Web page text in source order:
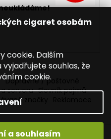
cigaret osobám
cookie. Dalším
souhlas, že
cookie.
a souhlasím
Dopravné / poštovné
serveru Slovník pojmů
značky
Shoptet